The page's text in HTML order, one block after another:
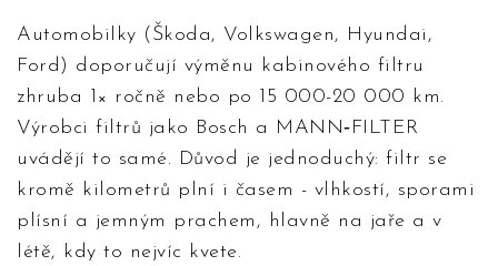
Automobilky (Škoda, Volkswagen, Hyundai,
Ford) doporučují výměnu kabinového filtru
zhruba 1× ročně nebo po 15 000-20 000 km.
Výrobci filtrů jako Bosch a MANN‑FILTER
uvádějí to samé. Důvod je jednoduchý: filtr se
kromě kilometrů plní i časem - vlhkostí, sporami
plísní a jemným prachem, hlavně na jaře a v
létě, kdy to nejvíc kvete.